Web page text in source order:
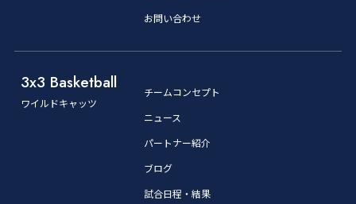
お問い合わせ
3x3 Basketball
ワイルドキャッツ
チームコンセプト
ニュース
パートナー紹介
ブログ
試合日程・結果